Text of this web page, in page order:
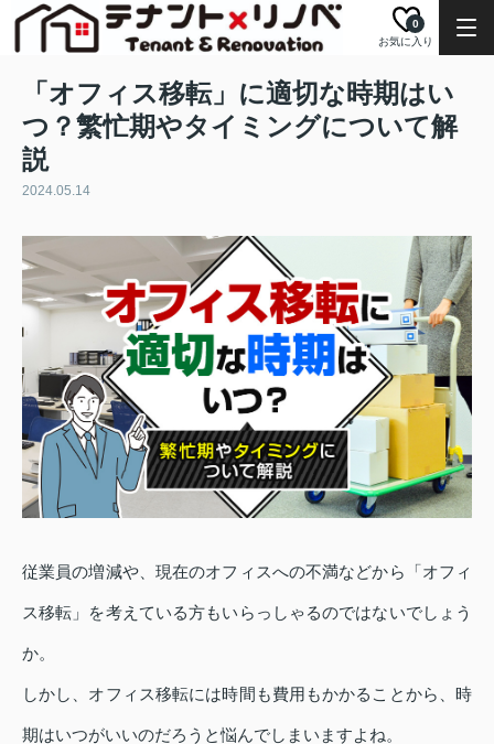
お気に入り
0
「オフィス移転」に適切な時期はい
つ？繁忙期やタイミングについて解
説
2024.05.14
従業員の増減や、現在のオフィスへの不満などから「オフィ
ス移転」を考えている方もいらっしゃるのではないでしょう
か。
しかし、オフィス移転には時間も費用もかかることから、時
期はいつがいいのだろうと悩んでしまいますよね。